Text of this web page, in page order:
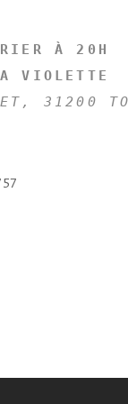
À 20H
VIOLETTE
31200